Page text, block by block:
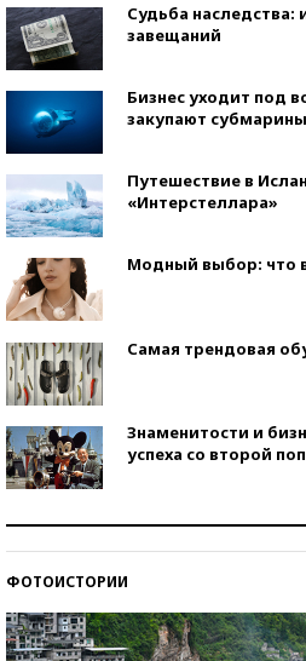
Судьба наследства:
завещаний
Бизнес уходит под
закупают субмарины
Путешествие в
«Интерстеллара»
Модный выбор: что
Самая трендовая
Знаменитости и
успеха со второй
ФОТОИСТОРИИ